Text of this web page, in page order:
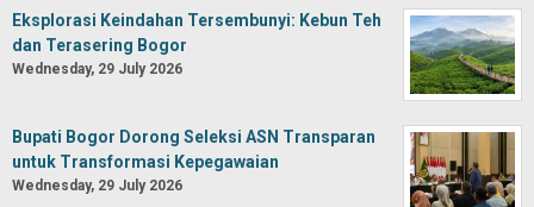
Eksplorasi Keindahan Tersembunyi: Kebun Teh
dan Terasering Bogor
Wednesday, 29 July 2026
Bupati Bogor Dorong Seleksi ASN Transparan
untuk Transformasi Kepegawaian
Wednesday, 29 July 2026